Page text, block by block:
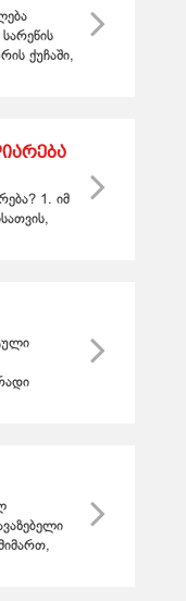
ქუჩაში,
1. იმ